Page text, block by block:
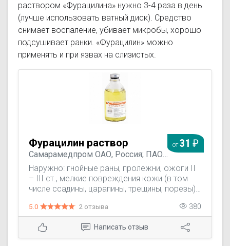
раствором «Фурацилина» нужно 3-4 раза в день
(лучше использовать ватный диск). Средство
снимает воспаление, убивает микробы, хорошо
подсушивает ранки. «Фурацилин» можно
применять и при язвах на слизистых.
Фурацилин раствор
Самарамедпром ОАО, Россия; ПАО
"Биосинтез", Россия; ОАО Дальхимфарм,
Россия; Випс-Мед, Россия
Наружно: гнойные раны, пролежни, ожоги II
– III ст., мелкие повреждения кожи (в том
числе ссадины, царапины, трещины, порезы).
наружного слухового прохода; остеомиелит,
эмпиема околоносовых пазух, плевры
(промывание полостей); острый наружный и
средний отит, ангина, стоматит, гингивит.
от31
5.0 2 отзыва 380
Написать отзыв